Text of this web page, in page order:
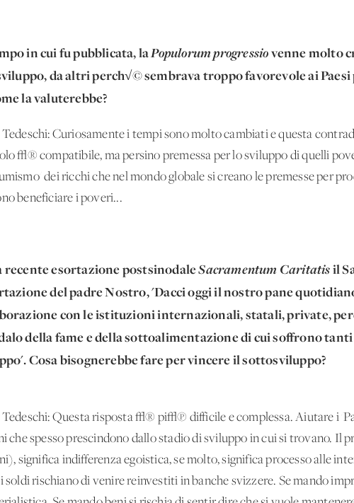
in cui fu pubblicata, laPopulorumprogressiovenne molto
da altri perch√© sembrava troppo favorevole ai
la valuterebbe?
Curiosamente i tempi sono molto cambiati e questa
√® compatibile, ma persino premessa per lo sviluppo di quelli
dei ricchi che nel mondo globale si creano le premesse per
beneficiare i poveri...
recente esortazione postsinodaleSacramentum Caritatisil
del padre Nostro, 'Dacci oggi il nostro pane
con le istituzioni internazionali, statali, private,
della fame e della sottoalimentazione di cui soffrono
Cosa bisognerebbe fare per vincere il sottosviluppo?
Questa risposta √® pi√π difficile e complessa. Aiutare i
che spesso prescindono dallo stadio di sviluppo in cui si trovano. Il
significa indifferenza egoistica, se molto, significa processo alle
soldi rischiano di venire reinvestiti in banche svizzere. Se mando